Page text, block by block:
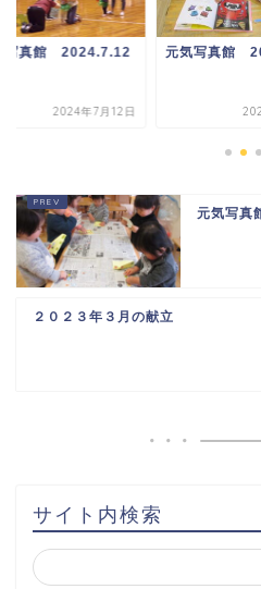
写真館 2024.7.12
2024年7月12日
元気写真館
元気写
２０２３年３月の献立
サイト内検索